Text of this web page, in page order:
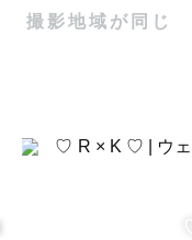
撮影地域が同じ